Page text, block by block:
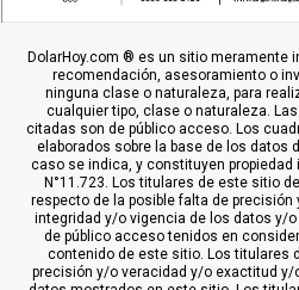
DolarHoy.com ® es un sitio meramente
recomendación, asesoramiento o
ninguna clase o naturaleza, para
cualquier tipo, clase o naturaleza.
citadas son de público acceso. Los
elaborados sobre la base de los datos
caso se indica, y constituyen propiedad
N°11.723. Los titulares de este sitio
respecto de la posible falta de
integridad y/o vigencia de los datos y/
de público acceso tenidos en
contenido de este sitio. Los titulares
precisión y/o veracidad y/o exactitud